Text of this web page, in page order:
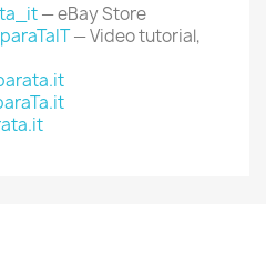
— eBay Store
— Video tutorial,